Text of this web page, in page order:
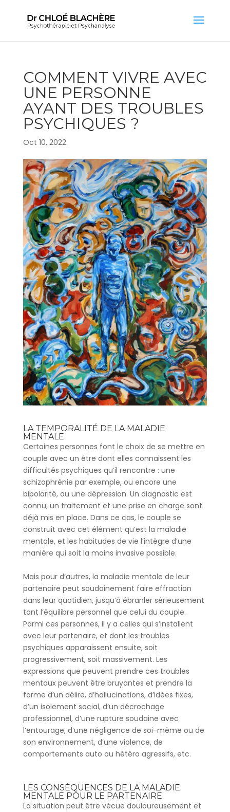
COMMENT VIVRE AVEC
UNE PERSONNE
AYANT DES TROUBLES
PSYCHIQUES ?
Oct 10, 2022
LA TEMPORALITÉ DE LA MALADIE
MENTALE
Certaines personnes font le choix de se mettre en
couple avec un être dont elles connaissent les
difficultés psychiques qu’il rencontre : une
schizophrénie par exemple, ou encore une
bipolarité, ou une dépression. Un diagnostic est
connu, un traitement et une prise en charge sont
déjà mis en place. Dans ce cas, le couple se
construit avec cet élément qu’est la maladie
mentale, et les habitudes de vie l’intègre d’une
manière qui soit la moins invasive possible.
Mais pour d’autres, la maladie mentale de leur
partenaire peut soudainement faire effraction
dans leur quotidien, jusqu’à ébranler sérieusement
tant l’équilibre personnel que celui du couple.
Parmi ces personnes, il y a celles qui s’installent
avec leur partenaire, et dont les troubles
psychiques apparaissent ensuite, soit
progressivement, soit massivement. Les
expressions que peuvent prendre ces troubles
mentaux peuvent être bruyantes et prendre la
forme d’un délire, d’hallucinations, d’idées fixes,
d’un isolement social, d’un décrochage
professionnel, d’une rupture soudaine avec
l’entourage, d’une négligence de soi-même ou de
son environnement, d’une violence, de
comportements auto ou hétéro agressifs, etc.
LES CONSÉQUENCES DE LA MALADIE
MENTALE POUR LE PARTENAIRE
La situation peut être vécue douloureusement et